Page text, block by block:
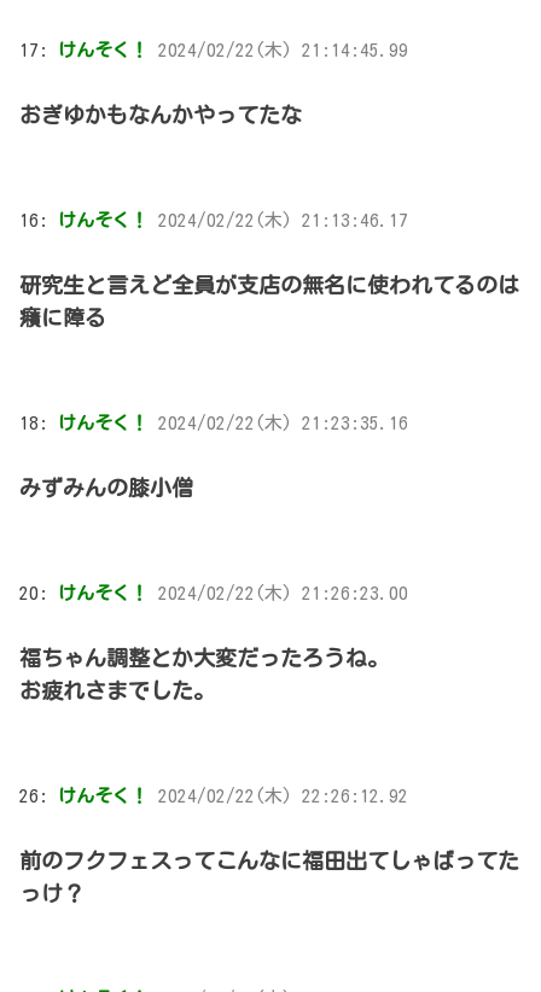
17: けんそく！ 2024/02/22(木) 21:14:45.99
おぎゆかもなんかやってたな
16: けんそく！ 2024/02/22(木) 21:13:46.17
研究生と言えど全員が支店の無名に使われてるのは
癪に障る
18: けんそく！ 2024/02/22(木) 21:23:35.16
みずみんの膝小僧
20: けんそく！ 2024/02/22(木) 21:26:23.00
福ちゃん調整とか大変だったろうね。
お疲れさまでした。
26: けんそく！ 2024/02/22(木) 22:26:12.92
前のフクフェスってこんなに福田出てしゃばってた
っけ？